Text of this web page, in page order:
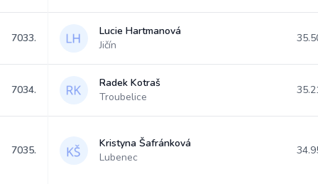
7033.
Lucie Hartmanová
Jičín
7034.
Radek Kotraš
Troubelice
7035.
Kristyna Šafránková
Lubenec